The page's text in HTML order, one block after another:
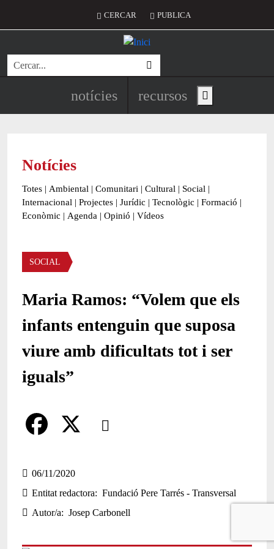
Menú del compte d'usuari
CERCAR PUBLICA
Cerca
Navegació principal de
notícies recursos Show main menu
Notícies
Totes | Ambiental | Comunitari | Cultural | Social |
Internacional | Projectes | Jurídic | Tecnològic | Formació |
Econòmic | Agenda | Opinió | Vídeos
Àmbit de la notícia
SOCIAL
Maria Ramos: “Volem que els
infants entenguin que suposa
viure amb dificultats tot i ser
iguals”
Comparteix
a
c
e
06/11/2020
Entitat redactora
Fundació Pere Tarrés - Transversal
Autor/a
Josep Carbonell